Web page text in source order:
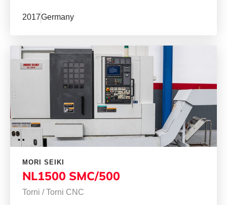
2017Germany
MORI SEIKI
NL1500 SMC/500
Torni /Torni CNC